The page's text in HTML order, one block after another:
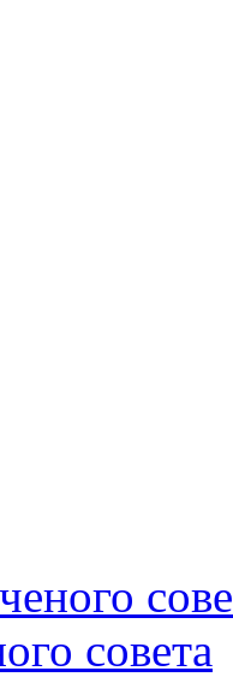
совета